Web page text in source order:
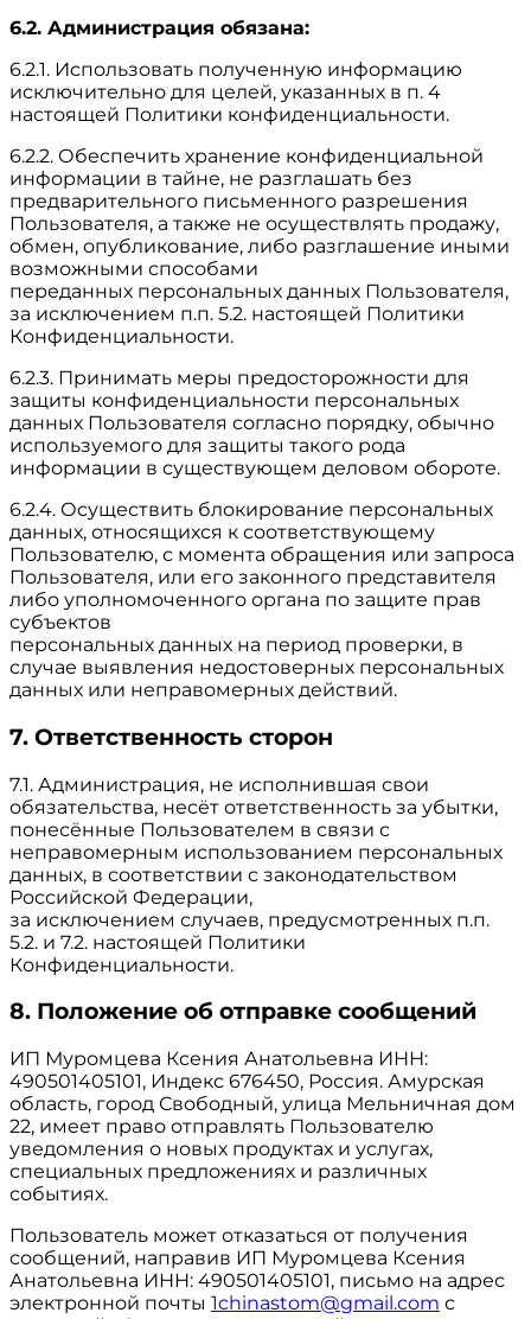
6.2. Администрация обязана:
6.2.1. Использовать полученную информацию
исключительно для целей, указанных в п. 4
настоящей Политики конфиденциальности.
6.2.2. Обеспечить хранение конфиденциальной
информации в тайне, не разглашать без
предварительного письменного разрешения
Пользователя, а также не осуществлять продажу,
обмен, опубликование, либо разглашение иными
возможными способами
переданных персональных данных Пользователя,
за исключением п.п. 5.2. настоящей Политики
Конфиденциальности.
6.2.3. Принимать меры предосторожности для
защиты конфиденциальности персональных
данных Пользователя согласно порядку, обычно
используемого для защиты такого рода
информации в существующем деловом обороте.
6.2.4. Осуществить блокирование персональных
данных, относящихся к соответствующему
Пользователю, с момента обращения или запроса
Пользователя, или его законного представителя
либо уполномоченного органа по защите прав
субъектов
персональных данных на период проверки, в
случае выявления недостоверных персональных
данных или неправомерных действий.
7. Ответственность сторон
7.1. Администрация, не исполнившая свои
обязательства, несёт ответственность за убытки,
понесённые Пользователем в связи с
неправомерным использованием персональных
данных, в соответствии с законодательством
Российской Федерации,
за исключением случаев, предусмотренных п.п.
5.2. и 7.2. настоящей Политики
Конфиденциальности.
8. Положение об отправке сообщений
ИП Муромцева Ксения Анатольевна ИНН:
490501405101, Индекс 676450, Россия. Амурская
область, город Свободный, улица Мельничная дом
22, имеет право отправлять Пользователю
уведомления о новых продуктах и услугах,
специальных предложениях и различных
событиях.
Пользователь может отказаться от получения
сообщений, направив ИП Муромцева Ксения
Анатольевна ИНН: 490501405101, письмо на адрес
электронной почты 1chinastom@gmail.com с